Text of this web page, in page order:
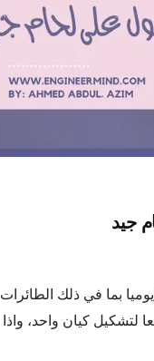
بما في ذلك الطائرات
لتشكيل كيان واحد، واذا